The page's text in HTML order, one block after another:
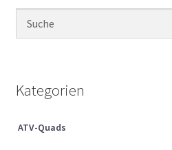
Sachs Ersatzteile
Über uns
Kategorien
ATV-Quads